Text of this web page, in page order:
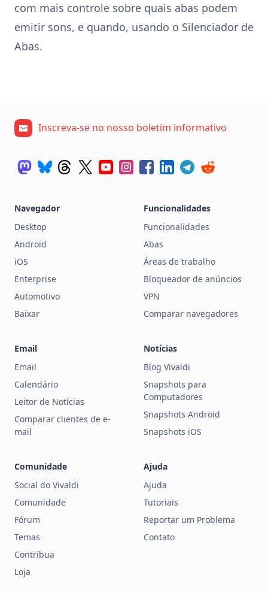
com mais controle sobre quais abas podem
emitir sons, e quando, usando o Silenciador de
Abas.
Inscreva-se no nosso boletim informativo
Navegador
Desktop
Android
iOS
Enterprise
Automotivo
Baixar
Funcionalidades
Funcionalidades
Abas
Áreas de trabalho
Bloqueador de anúncios
VPN
Comparar navegadores
Email
Email
Calendário
Leitor de Notícias
Comparar clientes de e-
mail
Notícias
Blog Vivaldi
Snapshots para
Computadores
Snapshots Android
Snapshots iOS
Comunidade
Social do Vivaldi
Comunidade
Fórum
Temas
Contribua
Loja
Ajuda
Ajuda
Tutoriais
Reportar um Problema
Contato